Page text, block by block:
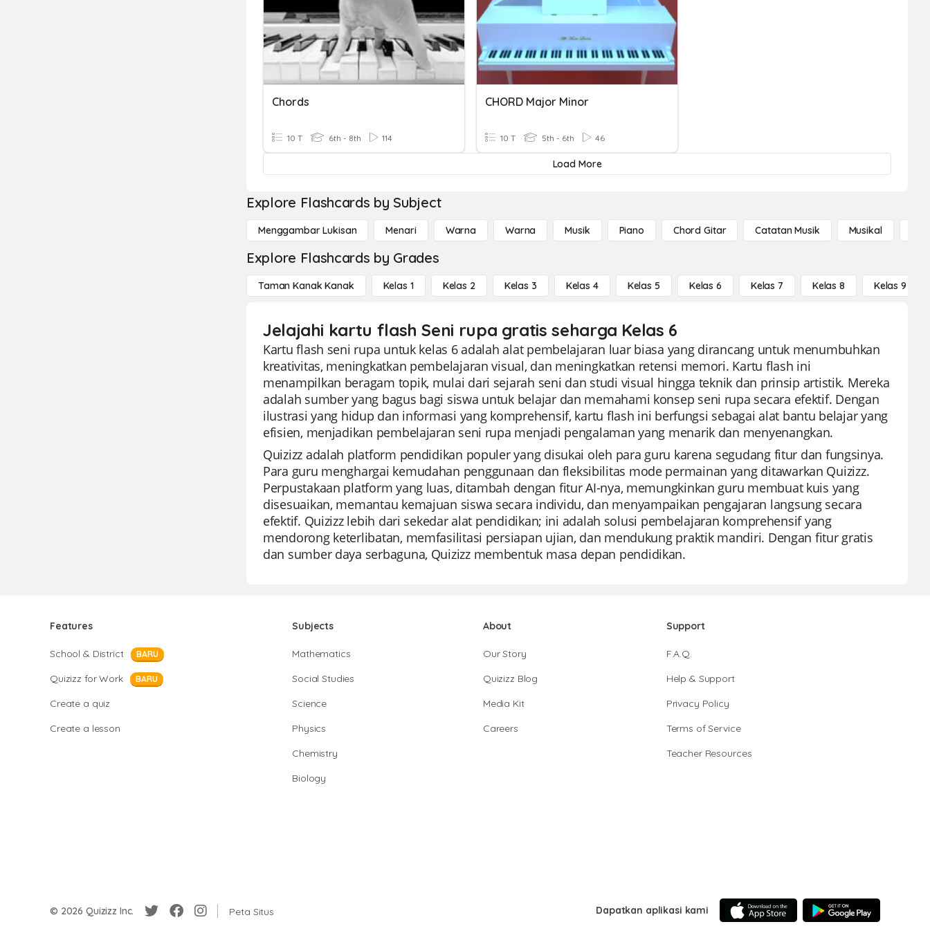
Chords
10 T 6th - 8th 114
CHORD Major Minor
10 T 5th - 6th 46
Load More
Explore Flashcards by Subject
Menggambar Lukisan Menari Warna Warna Musik Piano Chord Gitar Catatan Musik Musikal
Explore Flashcards by Grades
Taman Kanak Kanak Kelas 1 Kelas 2 Kelas 3 Kelas 4 Kelas 5 Kelas 6 Kelas 7 Kelas 8 Kelas 9
Jelajahi kartu flash Seni rupa gratis seharga Kelas 6
Kartu flash seni rupa untuk kelas 6 adalah alat pembelajaran luar biasa yang dirancang untuk menumbuhkan
kreativitas, meningkatkan pembelajaran visual, dan meningkatkan retensi memori. Kartu flash ini
menampilkan beragam topik, mulai dari sejarah seni dan studi visual hingga teknik dan prinsip artistik. Mereka
adalah sumber yang bagus bagi siswa untuk belajar dan memahami konsep seni rupa secara efektif. Dengan
ilustrasi yang hidup dan informasi yang komprehensif, kartu flash ini berfungsi sebagai alat bantu belajar yang
efisien, menjadikan pembelajaran seni rupa menjadi pengalaman yang menarik dan menyenangkan.
Quizizz adalah platform pendidikan populer yang disukai oleh para guru karena segudang fitur dan fungsinya.
Para guru menghargai kemudahan penggunaan dan fleksibilitas mode permainan yang ditawarkan Quizizz.
Perpustakaan platform yang luas, ditambah dengan fitur AI-nya, memungkinkan guru membuat kuis yang
disesuaikan, memantau kemajuan siswa secara individu, dan menyampaikan pengajaran langsung secara
efektif. Quizizz lebih dari sekedar alat pendidikan; ini adalah solusi pembelajaran komprehensif yang
mendorong keterlibatan, memfasilitasi persiapan ujian, dan mendukung praktik mandiri. Dengan fitur gratis
dan sumber daya serbaguna, Quizizz membentuk masa depan pendidikan.
Features
School & District BARU
Quizizz for Work BARU
Create a quiz
Create a lesson
Subjects
Mathematics
Social Studies
Science
Physics
Chemistry
Biology
About
Our Story
Quizizz Blog
Media Kit
Careers
Support
F.A.Q.
Help & Support
Privacy Policy
Terms of Service
Teacher Resources
© 2026 Quizizz Inc. Peta Situs Dapatkan aplikasi kami